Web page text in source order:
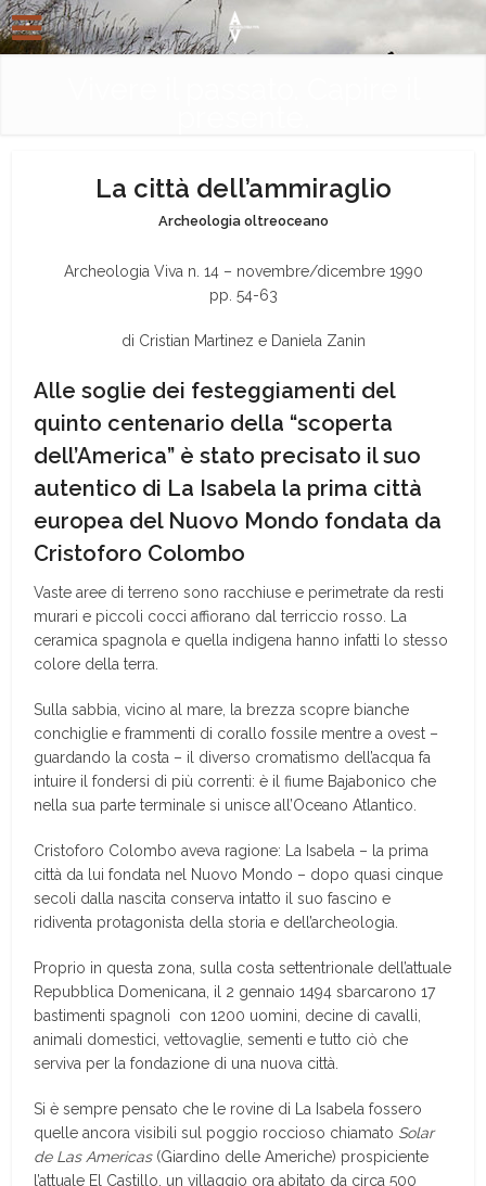
La città dell’ammiraglio
Archeologia oltreoceano
Archeologia Viva n. 14 – novembre/dicembre 1990
pp. 54-63
di Cristian Martinez e Daniela Zanin
Alle soglie dei festeggiamenti del
quinto centenario della “scoperta
dell’America” è stato precisato il suo
autentico di La Isabela la prima città
europea del Nuovo Mondo fondata da
Cristoforo Colombo
Vaste aree di terreno sono racchiuse e perimetrate da resti
murari e piccoli cocci affiorano dal terriccio rosso. La
ceramica spagnola e quella indigena hanno infatti lo stesso
colore della terra.
Sulla sabbia, vicino al mare, la brezza scopre bianche
conchiglie e frammenti di corallo fossile mentre a ovest –
guardando la costa – il diverso cromatismo dell’acqua fa
intuire il fondersi di più correnti: è il fiume Bajabonico che
nella sua parte terminale si unisce all’Oceano Atlantico.
Cristoforo Colombo aveva ragione: La Isabela – la prima
città da lui fondata nel Nuovo Mondo – dopo quasi cinque
secoli dalla nascita conserva intatto il suo fascino e
ridiventa protagonista della storia e dell’archeologia.
Proprio in questa zona, sulla costa settentrionale dell’attuale
Repubblica Domenicana, il 2 gennaio 1494 sbarcarono 17
bastimenti spagnoli con 1200 uomini, decine di cavalli,
animali domestici, vettovaglie, sementi e tutto ciò che
serviva per la fondazione di una nuova città.
Si è sempre pensato che le rovine di La Isabela fossero
quelle ancora visibili sul poggio roccioso chiamato Solar
de Las Americas(Giardino delle Americhe) prospiciente
l’attuale El Castillo, un villaggio ora abitato da circa 500